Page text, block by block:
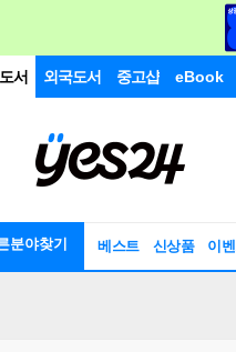
서 외국도서 중고샵 eBook
분야찾기 베스트 신상품 이